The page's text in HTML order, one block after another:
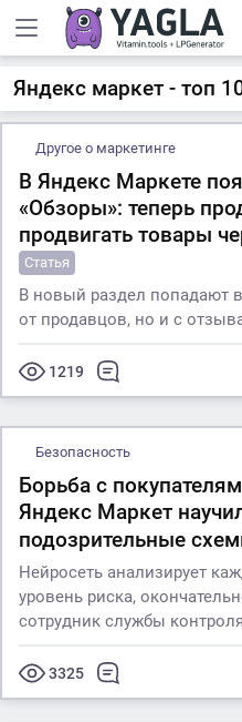
Яндекс маркет - топ
Другое о маркетинге
В Яндекс Маркете
«Обзоры»: теперь
продвигать товары
Статья
В новый раздел попадают
от продавцов, но и с
1219
Безопасность
Борьба с
Яндекс Маркет
подозрительные
Нейросеть анализирует
уровень риска,
сотрудник службы
3325